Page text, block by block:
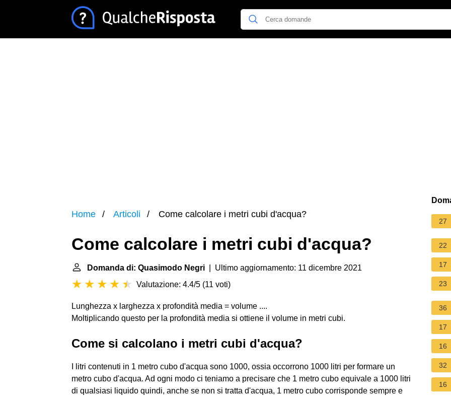
Home Articoli Come calcolare i metri cubi d'acqua?
Come calcolare i metri cubi d'acqua?
Domanda di: Quasimodo Negri | Ultimo aggiornamento: 11 dicembre 2021
Valutazione: 4.4/5 (11 voti)
Lunghezza x larghezza x profondità media = volume ....
Moltiplicando questo per la profondità media si ottiene il volume in metri cubi.
Come si calcolano i metri cubi d'acqua?
I litri contenuti in 1 metro cubo d'acqua sono 1000, ossia occorrono 1000 litri per formare un
metro cubo d'acqua. Ad ogni modo ci teniamo a precisare che 1 metro cubo equivale a 1000 litri
di qualsiasi liquido quindi, anche se non si tratta d'acqua, 1 metro cubo corrisponde sempre e
27
22
17
23
36
17
16
32
16